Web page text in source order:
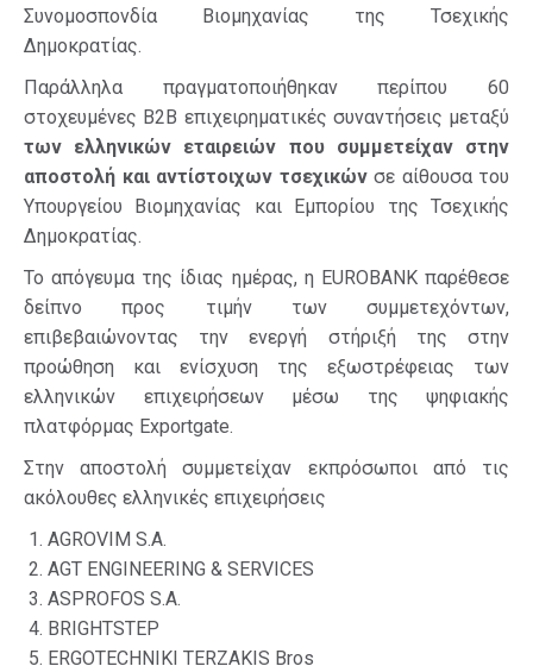
Συνομοσπονδία Βιομηχανίας της Τσεχικής
Δημοκρατίας.
Παράλληλα πραγματοποιήθηκαν περίπου 60
στοχευμένες Β2Β επιχειρηματικές συναντήσεις μεταξύ
των ελληνικών εταιρειών που συμμετείχαν στην
αποστολή και αντίστοιχων τσεχικών σε αίθουσα του
Υπουργείου Βιομηχανίας και Εμπορίου της Τσεχικής
Δημοκρατίας.
Το απόγευμα της ίδιας ημέρας, η EUROBANK παρέθεσε
δείπνο προς τιμήν των συμμετεχόντων,
επιβεβαιώνοντας την ενεργή στήριξή της στην
προώθηση και ενίσχυση της εξωστρέφειας των
ελληνικών επιχειρήσεων μέσω της ψηφιακής
πλατφόρμας Exportgate.
Στην αποστολή συμμετείχαν εκπρόσωποι από τις
ακόλουθες ελληνικές επιχειρήσεις
AGROVIM S.A.
AGT ENGINEERING & SERVICES
ASPROFOS S.A.
BRIGHTSTEP
ERGOTECHNIKI TERZAKIS Bros